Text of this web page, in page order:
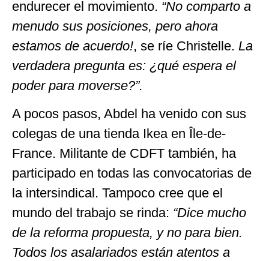
endurecer el movimiento. “No comparto a
menudo sus posiciones, pero ahora
estamos de acuerdo!, se ríe Christelle. La
verdadera pregunta es: ¿qué espera el
poder para moverse?”.
A pocos pasos, Abdel ha venido con sus
colegas de una tienda Ikea en Île-de-
France. Militante de CDFT también, ha
participado en todas las convocatorias de
la intersindical. Tampoco cree que el
mundo del trabajo se rinda: “Dice mucho
de la reforma propuesta, y no para bien.
Todos los asalariados están atentos a